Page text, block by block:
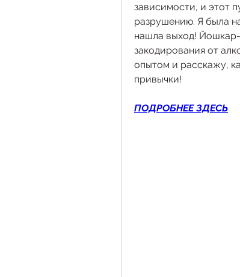
зависимости, и этот
разрушению. Я была
нашла выход!
закодирования от
опытом и расскажу,
привычки!
ПОДРОБНЕЕ ЗДЕСЬ